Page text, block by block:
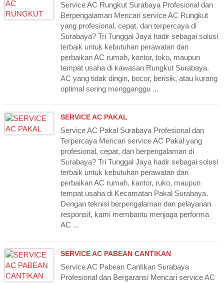
Service AC Rungkut Surabaya Profesional dan
Berpengalaman Mencari service AC Rungkut
yang profesional, cepat, dan terpercaya di
Surabaya? Tri Tunggal Jaya hadir sebagai solusi
terbaik untuk kebutuhan perawatan dan
perbaikan AC rumah, kantor, toko, maupun
tempat usaha di kawasan Rungkut Surabaya.
AC yang tidak dingin, bocor, berisik, atau kurang
optimal sering mengganggu ...
SERVICE AC PAKAL
Service AC Pakal Surabaya Profesional dan
Terpercaya Mencari service AC Pakal yang
profesional, cepat, dan berpengalaman di
Surabaya? Tri Tunggal Jaya hadir sebagai solusi
terbaik untuk kebutuhan perawatan dan
perbaikan AC rumah, kantor, ruko, maupun
tempat usaha di Kecamatan Pakal Surabaya.
Dengan teknisi berpengalaman dan pelayanan
responsif, kami membantu menjaga performa
AC ...
SERVICE AC PABEAN CANTIKAN
Service AC Pabean Cantikan Surabaya
Profesional dan Bergaransi Mencari service AC